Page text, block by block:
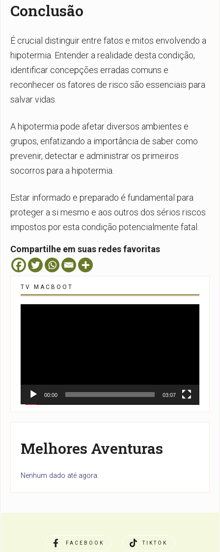
Conclusão
É crucial distinguir entre fatos e mitos envolvendo a
hipotermia. Entender a realidade desta condição,
identificar concepções erradas comuns e
reconhecer os fatores de risco são essenciais para
salvar vidas.
A hipotermia pode afetar diversos ambientes e
grupos, enfatizando a importância de saber como
prevenir, detectar e administrar os primeiros
socorros para a hipotermia.
Estar informado e preparado é fundamental para
proteger a si mesmo e aos outros dos sérios riscos
impostos por esta condição potencialmente fatal.
Compartilhe em suas redes favoritas
TV MACBOOT
00:00 03:07
Melhores Aventuras
Nenhum dado até agora.
FACEBOOK TIKTOK